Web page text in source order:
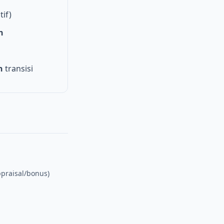
transisi
bonus)